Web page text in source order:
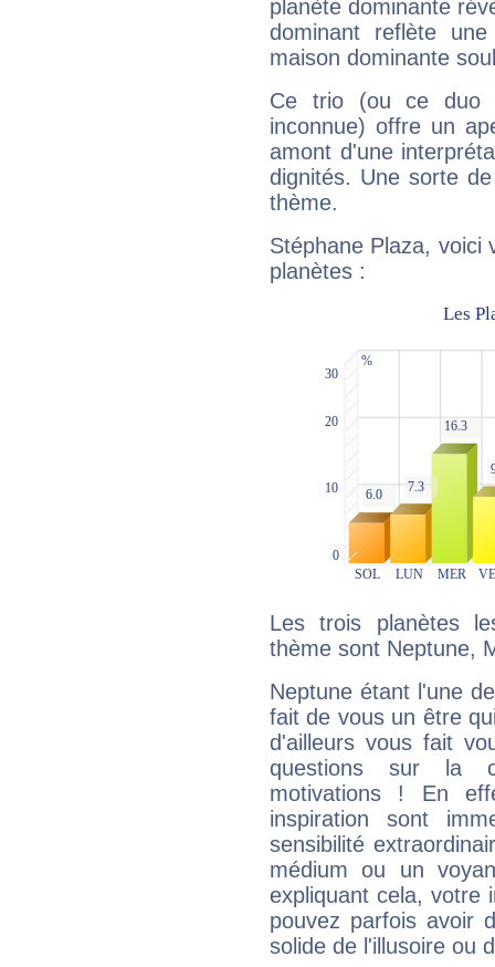
planète dominante
dominant reflète
maison dominante
Ce trio (ou ce duo
inconnue) offre un
amont d'une
dignités. Une sorte
thème.
Stéphane Plaza, voici
planètes :
Les trois planètes
thème sont Neptune,
Neptune étant l'une
fait de vous un être
d'ailleurs vous fait
questions sur la
motivations ! En
inspiration sont
sensibilité
médium ou un
expliquant cela, votre
pouvez parfois avoir
solide de l'illusoire ou